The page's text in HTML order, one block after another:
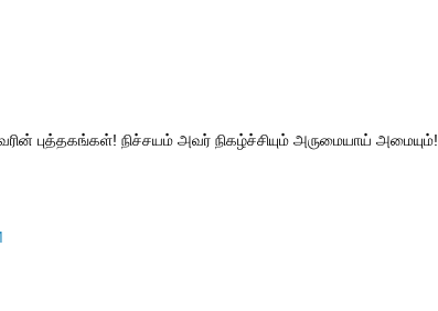
புத்தகங்கள்! நிச்சயம் அவர் நிகழ்ச்சியும் அருமையாய் அமையும்!